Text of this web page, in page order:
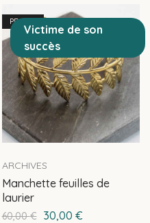
Victime de son
succès
PROMO
ARCHIVES
Manchette feuilles de
laurier
60,00€ 30,00 €